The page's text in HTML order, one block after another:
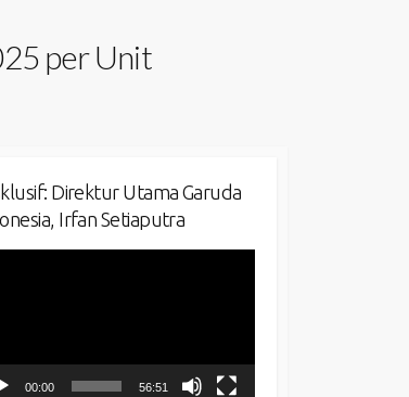
per Unit
Direktur Utama Garuda
Irfan Setiaputra
00:00 56:51